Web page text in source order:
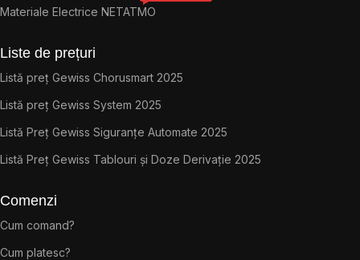
Materiale Electrice NETATMO
Liste de prețuri
Listă preț Gewiss Chorusmart 2025
Listă preț Gewiss System 2025
Listă Preț Gewiss Siguranțe Automate 2025
Listă Preț Gewiss Tablouri și Doze Derivație 2025
Comenzi
Cum comand?
Cum platesc?